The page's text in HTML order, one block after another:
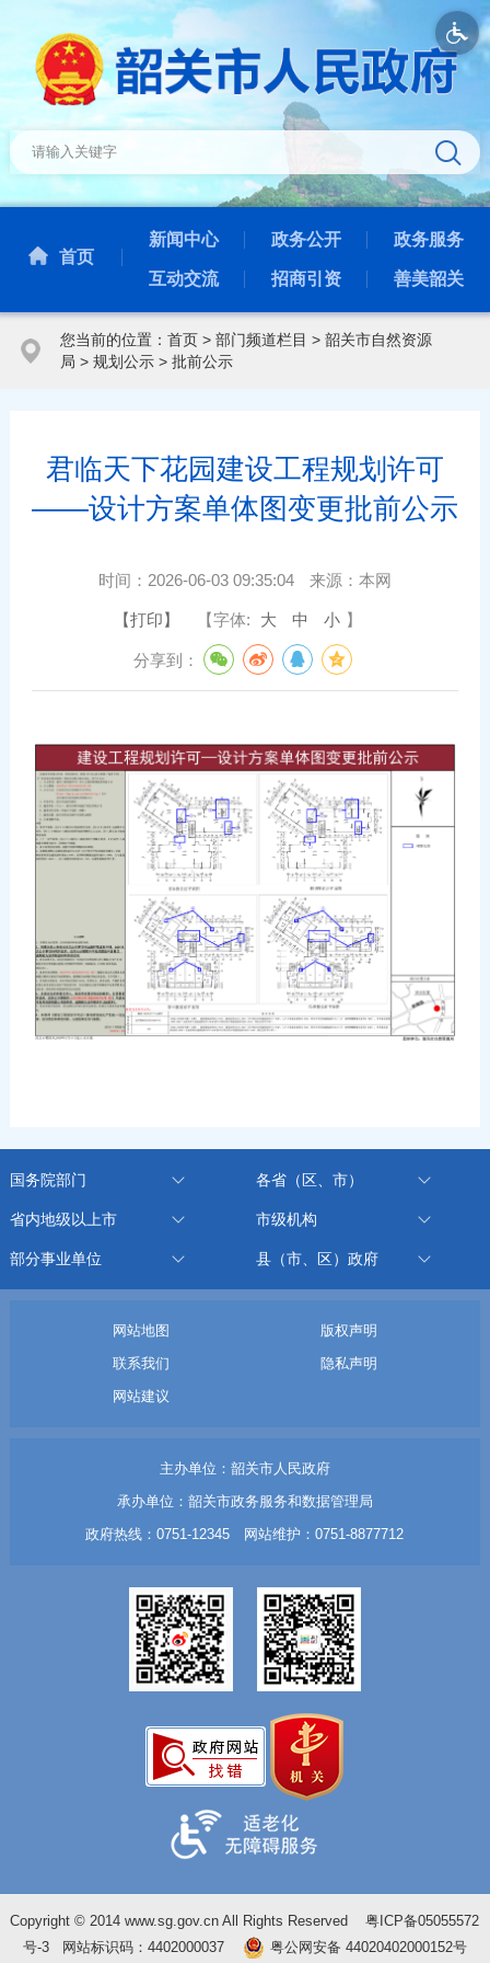
首页
新闻中心 政务公开 政务服务
互动交流 招商引资 善美韶关
您当前的位置： 首页> 部门频道栏目 > 韶关市自然资源
局 > 规划公示> 批前公示
君临天下花园建设工程规划许可
——设计方案单体图变更批前公示
时间： 2026-06-03 09:35:04 来源： 本网
【打印】 【字体: 大 中 小 】
分享到：
国务院部门 各省（区、市）
省内地级以上市 市级机构
部分事业单位 县（市、区）政府
网站地图
版权声明
联系我们
隐私声明
网站建议
主办单位：韶关市人民政府
承办单位：韶关市政务服务和数据管理局
政府热线：0751-12345 网站维护：0751-8877712
Copyright © 2014 www.sg.gov.cn All Rights Reserved粤ICP备05055572
号-3网站标识码：4402000037 粤公网安备 44020402000152号